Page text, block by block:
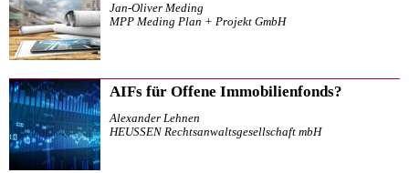
Jan-Oliver Meding
MPP Meding Plan + Projekt GmbH
AIFs für Offene Immobilienfonds?
Alexander Lehnen
HEUSSEN Rechtsanwaltsgesellschaft mbH